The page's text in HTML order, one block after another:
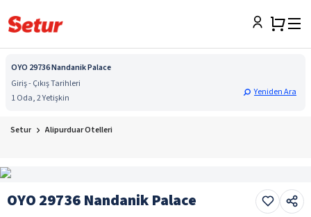
OYO 29736 Nandanik Palace
Giriş - Çıkış Tarihleri
1 Oda, 2 Yetişkin
Yeniden Ara
Setur Alipurduar Otelleri
OYO 29736 Nandanik Palace